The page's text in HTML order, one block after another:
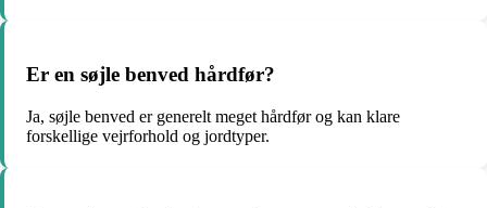
Er en søjle benved hårdfør?
Ja, søjle benved er generelt meget hårdfør og kan klare
forskellige vejrforhold og jordtyper.